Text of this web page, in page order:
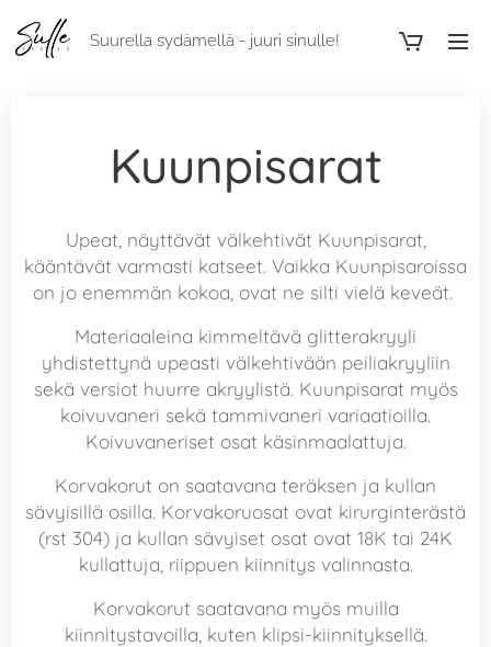
Suurella sydämellä - juuri sinulle!
Kuunpisarat
Upeat, näyttävät välkehtivät Kuunpisarat,
kääntävät varmasti katseet. Vaikka Kuunpisaroissa
on jo enemmän kokoa, ovat ne silti vielä keveät.
Materiaaleina kimmeltävä glitterakryyli
yhdistettynä upeasti välkehtivään peiliakryyliin
sekä versiot huurre akryylistä. Kuunpisarat myös
koivuvaneri sekä tammivaneri variaatioilla.
Koivuvaneriset osat käsinmaalattuja.
Korvakorut on saatavana teräksen ja kullan
sävyisillä osilla. Korvakoruosat ovat kirurginterästä
(rst 304) ja kullan sävyiset osat ovat 18K tai 24K
kullattuja, riippuen kiinnitys valinnasta.
Korvakorut saatavana myös muilla
kiinnitystavoilla, kuten klipsi-kiinnityksellä.